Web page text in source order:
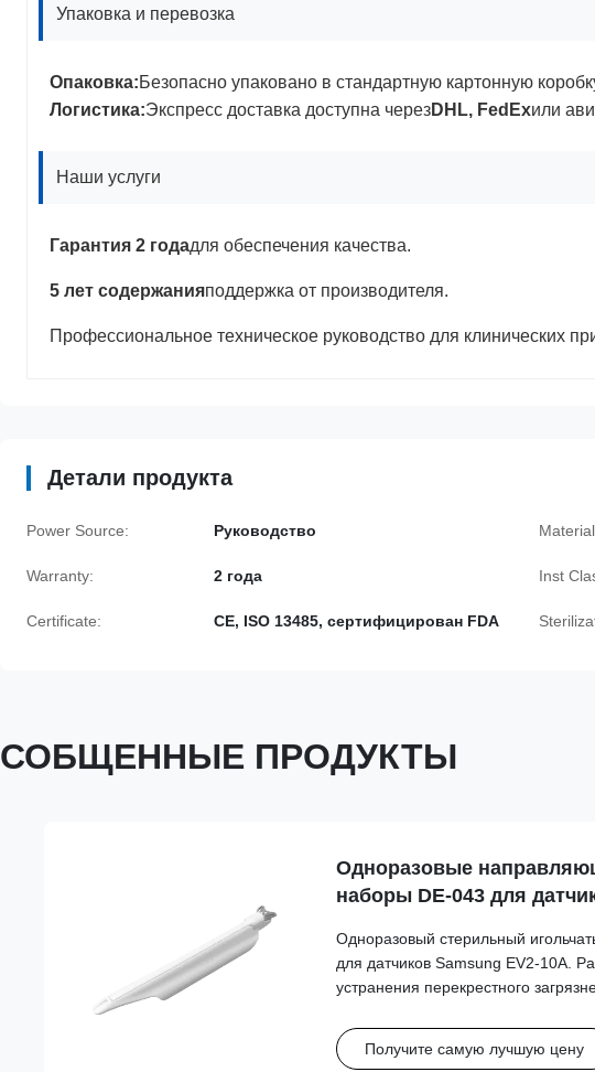
Упаковка и перевозка
Опаковка:Безопасно упаковано в стандартную картонную
Логистика:Экспресс доставка доступна черезDHL, FedExили
Наши услуги
Гарантия 2 годадля обеспечения качества.
5 лет содержанияподдержка от производителя.
Профессиональное техническое руководство для клинических
Детали продукта
Power Source: Руководство
Warranty: 2 года Inst
Certificate: CE, ISO 13485, сертифицирован FDA
СОБЩЕННЫЕ ПРОДУКТЫ
Одноразовые
наборы DE-043 для
Одноразовый стерильный
для датчиков Samsung EV2-10A.
устранения перекрестного
благодаря совместимости игл с
калибрами.
Получите самую лучшую цену